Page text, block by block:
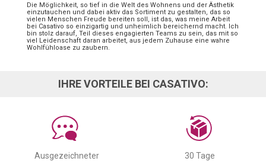
Die Möglichkeit, so tief in die Welt des Wohnens und der Ästhetik
einzutauchen und dabei aktiv das Sortiment zu gestalten, das so
vielen Menschen Freude bereiten soll, ist das, was meine Arbeit
bei Casativo so einzigartig und unheimlich bereichernd macht. Ich
bin stolz darauf, Teil dieses engagierten Teams zu sein, das mit so
viel Leidenschaft daran arbeitet, aus jedem Zuhause eine wahre
Wohlfühloase zu zaubern.
IHRE VORTEILE BEI CASATIVO:
Ausgezeichneter
30 Tage